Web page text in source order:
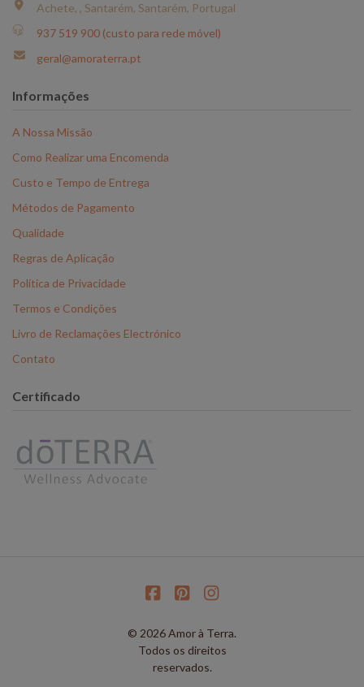
Achete, , Santarém, Santarém, Portugal
937 519 900 (custo para rede móvel)
geral@amoraterra.pt
Informações
A Nossa Missão
Como Realizar uma Encomenda
Custo e Tempo de Entrega
Métodos de Pagamento
Qualidade
Regras de Aplicação
Política de Privacidade
Termos e Condições
Livro de Reclamações Electrónico
Contato
Certificado
© 2026 Amor à Terra.
Todos os direitos
reservados.